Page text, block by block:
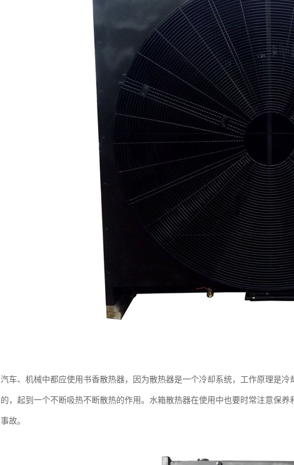
汽车、机械中都应使用书香散热器，因为散热器是一个冷却系统，工作原理是
的，起到一个不断吸热不断散热的作用。水箱散热器在使用中也要时常注意保
事故。